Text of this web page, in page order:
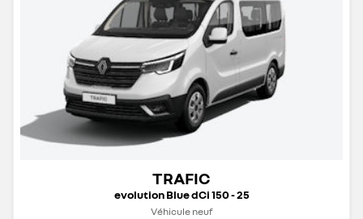
TRAFIC
evolution Blue dCi 150 - 25
Véhicule neuf